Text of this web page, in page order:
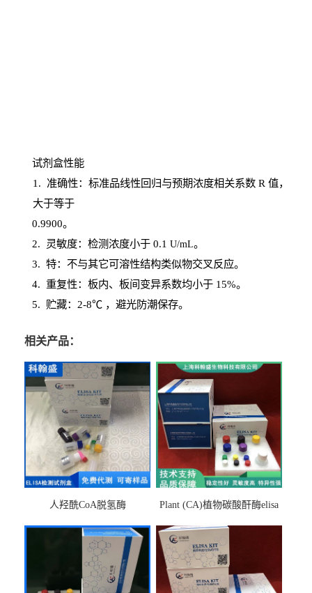
试剂盒性能
1 . 准确性：标准品线性回归与预期浓度相关系数 R 值，
大于等于
0.9900。
2. 灵敏度：检测浓度小于0.1 U/mL。
3. 特：不与其它可溶性结构类似物交叉反应。
4. 重复性：板内、板间变异系数均小于15%。
5. 贮藏：2-8℃ ，避光防潮保存。
相关产品：
人羟酰CoA脱氢酶
Plant (CA)植物碳酸酐酶elisa